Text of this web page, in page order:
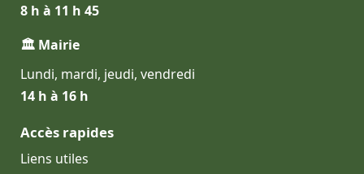
8 h à 11 h 45
🏛 Mairie
Lundi, mardi, jeudi, vendredi
14 h à 16 h
Accès rapides
Liens utiles